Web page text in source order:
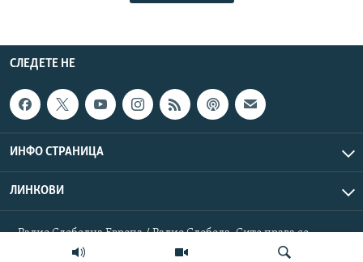
СЛЕДЕТЕ НЕ
ИНФО СТРАНИЦА
ЛИНКОВИ
Радио Слободна Европа / Радио Слобода. Сите права се
резервирани